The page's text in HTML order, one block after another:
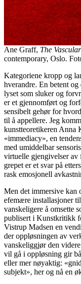
Ane Graff, The Vascular
contemporary, Oslo.
Kategoriene kropp og
hverandre. En betent
lyset som sluker og
er et gjennomført og
sensibelt gehør for
til å appellere. Jeg
kunstteoretikeren Anna
«immediacy», en
med umiddelbar
virtuelle gjengivelser
grepet er et svar på
rask emosjonell
Men det immersive kan
efemære installasjoner
vanskeligere å omsette
publisert i Kunstkritikk
Vistrup Madsen en
der oppløsningen av
vanskeliggjør den
vil gå i oppløsning gir
eller mer nøyaktig:
subjekt», her og nå en